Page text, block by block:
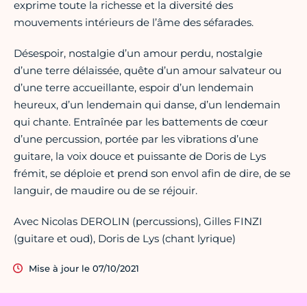
exprime toute la richesse et la diversité des
mouvements intérieurs de l’âme des séfarades.
Désespoir, nostalgie d’un amour perdu, nostalgie
d’une terre délaissée, quête d’un amour salvateur ou
d’une terre accueillante, espoir d’un lendemain
heureux, d’un lendemain qui danse, d’un lendemain
qui chante. Entraînée par les battements de cœur
d’une percussion, portée par les vibrations d’une
guitare, la voix douce et puissante de Doris de Lys
frémit, se déploie et prend son envol afin de dire, de se
languir, de maudire ou de se réjouir.
Avec Nicolas DEROLIN (percussions), Gilles FINZI
(guitare et oud), Doris de Lys (chant lyrique)
Mise à jour le 07/10/2021